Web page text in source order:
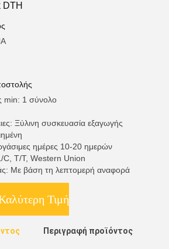
DTH
min: 1 σύνολο
Ξύλινη συσκευασία εξαγωγής
ημέρες 10-20 ημερών
T/T, Western Union
Με βάση τη λεπτομερή αναφορά
Τιμή
Περιγραφή προϊόντος